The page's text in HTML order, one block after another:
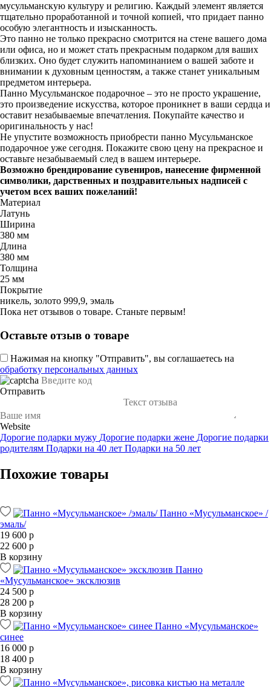
мусульманскую культуру и религию. Каждый элемент является
тщательно проработанной и точной копией, что придает панно
особую элегантность и изысканность.
Это панно не только прекрасно смотрится на стене вашего дома
или офиса, но и может стать прекрасным подарком для ваших
близких. Оно будет служить напоминанием о вашей заботе и
внимании к духовным ценностям, а также станет уникальным
предметом интерьера.
Панно Мусульманское подарочное – это не просто украшение,
это произведение искусства, которое проникнет в ваши сердца и
оставит незабываемые впечатления. Покупайте качество и
оригинальность у нас!
Не упустите возможность приобрести панно Мусульманское
подарочное уже сегодня. Покажите свою цену на прекрасное и
оставьте незабываемый след в вашем интерьере.
Возможно брендирование сувениров, нанесение фирменной
символики, дарственных и поздравительных надписей с
учетом всех ваших пожеланий!
Материал
Латунь
Ширина
380 мм
Длина
380 мм
Толщина
25 мм
Покрытие
никель, золото 999,9, эмаль
Пока нет отзывов о товаре. Станьте первым!
Оставьте отзыв о товаре
Нажимая на кнопку "Отправить", вы соглашаетесь на
обработку персональных данных
Отправить
Website
Дорогие подарки мужу Дорогие подарки жене Дорогие подарки
родителям Подарки на 40 лет Подарки на 50 лет
Похожие товары
Панно «Мусульманское» /
эмаль/
19 600 р
22 600 р
В корзину
Панно
«Мусульманское» эксклюзив
24 500 р
28 200 р
В корзину
Панно «Мусульманское»
синее
16 000 р
18 400 р
В корзину